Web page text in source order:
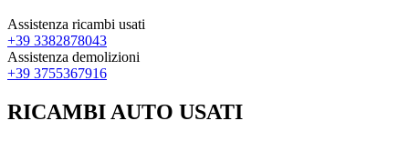
Assistenza ricambi usati
+39 3382878043
Assistenza demolizioni
+39 3755367916
RICAMBI AUTO USATI